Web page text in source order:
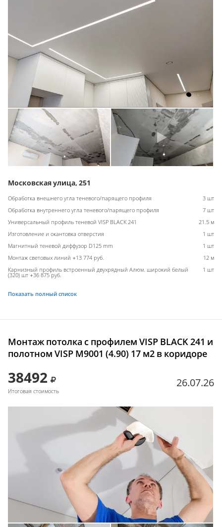
Московская улица, 251
Обработка внешнего угла теневого/парящего профиля
3 шт
Обработка внутреннего угла теневого/парящего профиля
7 шт
Универсальный профиль теневой VISP BLACK 241
21.5 м
Изготовление и окантовка отверстия
1 шт
Магнитный теневой диффузор D125 mm
1 шт
Монтаж световых линий +13 774 руб.
12 м
Карнизный профиль встроенный двухрядный Алюм. широкий белый
(320) шт +36 875 руб.
1 шт
Показать полный список
Монтаж потолка с профилем VISP BLACK 241 и
полотном VISP M9001 (4.90) 17 м2 в коридоре
38492
Итоговая стоимость
26.07.26